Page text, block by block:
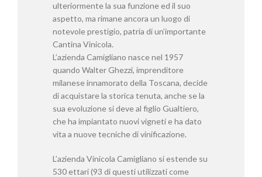
ulteriormente la sua funzione ed il suo
aspetto, ma rimane ancora un luogo di
notevole prestigio, patria di un’importante
Cantina Vinicola.
L’azienda Camigliano nasce nel 1957
quando Walter Ghezzi, imprenditore
milanese innamorato della Toscana, decide
di acquistare la storica tenuta, anche se la
sua evoluzione si deve al figlio Gualtiero,
che ha impiantato nuovi vigneti e ha dato
vita a nuove tecniche di vinificazione.
L’azienda Vinicola Camigliano si estende su
530 ettari (93 di questi utilizzati come